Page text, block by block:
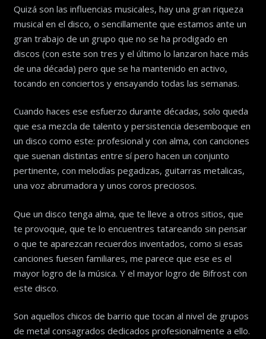
Quizá son las influencias musicales, hay una gran riqueza
musical en el disco, o sencillamente que estamos ante un
gran trabajo de un grupo que no se ha prodigado en
discos (con este son tres y el último lo lanzaron hace más
de una década) pero que se ha mantenido en activo,
tocando en conciertos y ensayando todas las semanas.
Cuando haces ese esfuerzo durante décadas, solo queda
que esa mezcla de talento y persistencia desemboque en
un disco como este: profesional y con alma, con canciones
que suenan distintas entre sí pero hacen un conjunto
pertinente, con melodías pegadizas, guitarras metalicas,
una voz abrumadora y unos coros preciosos.
Que un disco tenga alma, que te lleve a otros sitios, que
te provoque, que te lo encuentres tatareando sin pensar
o que te aparezcan recuerdos inventados, como si esas
canciones fuesen familiares, me parece que ese es el
mayor logro de la música. Y el mayor logro de Bifrost con
este disco.
Son aquellos chicos de barrio que tocan al nivel de grupos
de metal consagrados dedicados profesionalmente a ello.